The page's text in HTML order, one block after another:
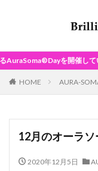
開催しています！
HOME AURA-
12月のオーラ
2020年12月5日